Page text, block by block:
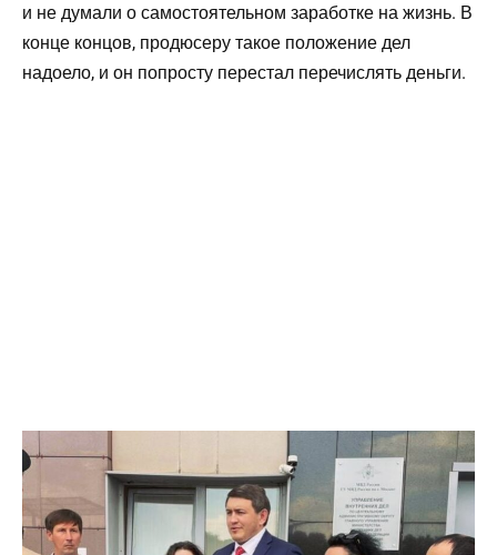
и не думали о самостоятельном заработке на жизнь. В
конце концов, продюсеру такое положение дел
надоело, и он попросту перестал перечислять деньги.